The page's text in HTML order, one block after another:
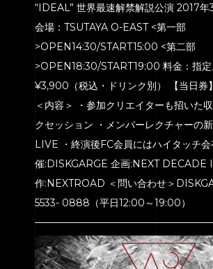
“IDEAL” 世界最速解禁解説公演 2017年
会場：TSUTAYA O-EAST <第一部
>OPEN14:30/START15:00 <第二部
>OPEN18:30/START19:00 料金：指
¥3,900（税込・ドリンク別） 【当日
＜内容＞ ・参加クリエイターも招いた
クセッション ・メンバーレクチャーの
LIVE ・終演後FC会員にはハイタッチ会
催:DISKGARGE 企画:NEXT DECADE
作:NEXTROAD ＜問い合わせ＞
5533- 0888（平日12:00～19:00）